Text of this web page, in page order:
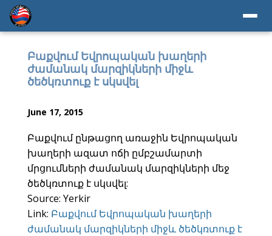
Բաքվում Եվրոպական խաղերի
ժամանակ մարզիկների միջև
ծեծկռտուք է սկսվել
June 17, 2015
Բաքվում ընթացող առաջին Եվրոպական
խաղերի ազատ ոճի ըմբշամարտի
մրցումների ժամանակ մարզիկների մեջ
ծեծկռտուք է սկսվել:
Source: Yerkir
Link: Բաքվում Եվրոպական խաղերի
ժամանակ մարզիկների միջև ծեծկռտուք է